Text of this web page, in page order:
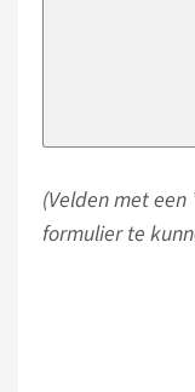
(Velden met
formulier te